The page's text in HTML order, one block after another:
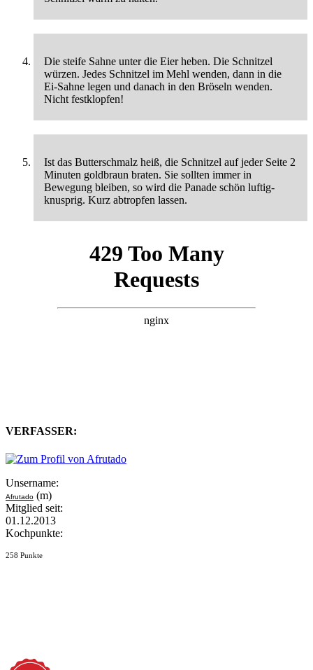
Die steife Sahne unter die Eier heben. Die Schnitzel
würzen. Jedes Schnitzel im Mehl wenden, dann in die
Ei-Sahne legen und danach in den Bröseln wenden.
Nicht festklopfen!
Ist das Butterschmalz heiß, die Schnitzel auf jeder Seite 2
Minuten goldbraun braten. Sie sollten immer in
Bewegung bleiben, so wird die Panade schön luftig-
knusprig. Kurz abtropfen lassen.
VERFASSER:
Unsername:
Afrutado (m)
Mitglied seit:
01.12.2013
Kochpunkte:
258 Punkte